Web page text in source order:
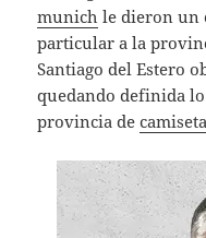
munich le dieron un
particular a la
Santiago del Estero
quedando definida
provincia de